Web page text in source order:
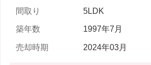
5LDK
1997年7月
2024年03月